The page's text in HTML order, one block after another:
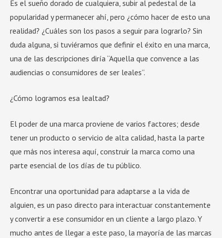
Es el sueño dorado de cualquiera, subir al pedestal de la
popularidad y permanecer ahí, pero ¿cómo hacer de esto una
realidad? ¿Cuáles son los pasos a seguir para lograrlo? Sin
duda alguna, si tuviéramos que definir el éxito en una marca,
una de las descripciones diría “Aquella que convence a las
audiencias o consumidores de ser leales”.
¿Cómo logramos esa lealtad?
El poder de una marca proviene de varios factores; desde
tener un producto o servicio de alta calidad, hasta la parte
que más nos interesa aquí, construir la marca como una
parte esencial de los días de tu público.
Encontrar una oportunidad para adaptarse a la vida de
alguien, es un paso directo para interactuar constantemente
y convertir a ese consumidor en un cliente a largo plazo. Y
mucho antes de llegar a este paso, la mayoría de las marcas